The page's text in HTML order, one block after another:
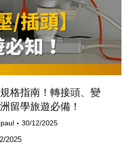
格指南！轉接頭、變
留學旅遊必備！
paul 30/12/2025
2025